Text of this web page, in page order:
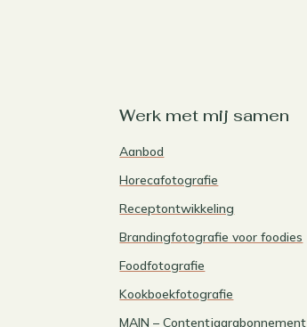
Werk met mij samen
Aanbod
Horecafotografie
Receptontwikkeling
Brandingfotografie voor foodies
Foodfotografie
Kookboekfotografie
MAIN – Contentjaarabonnement